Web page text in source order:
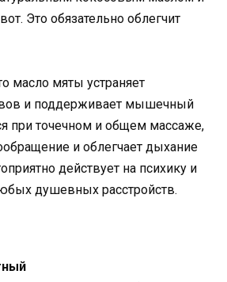
Это обязательно облегчит
масло мяты устраняет
и поддерживает мышечный
при точечном и общем массаже,
и облегчает дыхание
действует на психику и
душевных расстройств.